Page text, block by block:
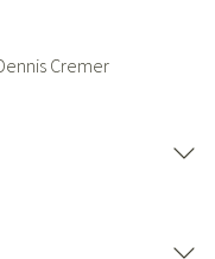
Cremer